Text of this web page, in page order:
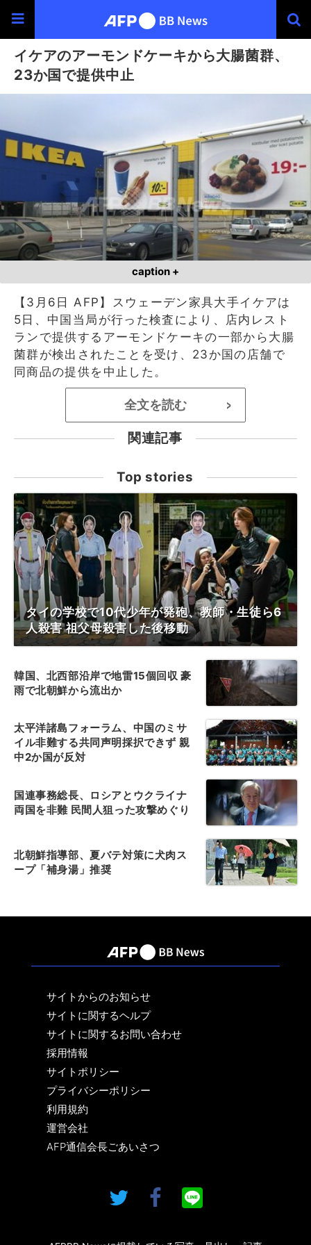
イケアのアーモンドケーキから大腸菌群、
23か国で提供中止
caption +
【3月6日 AFP】スウェーデン家具大手イケアは
5日、中国当局が行った検査により、店内レスト
ランで提供するアーモンドケーキの一部から大腸
菌群が検出されたことを受け、23か国の店舗で
同商品の提供を中止した。
全文を読む >
関連記事
Top stories
タイの学校で10代少年が発砲、教師・生徒ら6
人殺害 祖父母殺害した後移動
韓国、北西部沿岸で地雷15個回収 豪
雨で北朝鮮から流出か
太平洋諸島フォーラム、中国のミサ
イル非難する共同声明採択できず 親
中2か国が反対
国連事務総長、ロシアとウクライナ
両国を非難 民間人狙った攻撃めぐり
北朝鮮指導部、夏バテ対策に犬肉ス
ープ「補身湯」推奨
サイトからのお知らせ
サイトに関するヘルプ
サイトに関するお問い合わせ
採用情報
サイトポリシー
プライバシーポリシー
利用規約
運営会社
AFP通信会長ごあいさつ